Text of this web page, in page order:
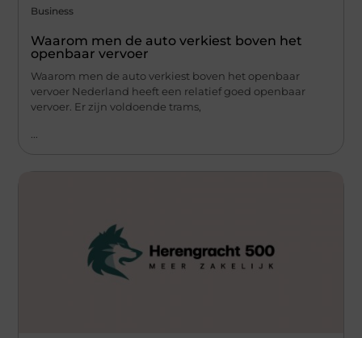
Business
Waarom men de auto verkiest boven het
openbaar vervoer
Waarom men de auto verkiest boven het openbaar
vervoer Nederland heeft een relatief goed openbaar
vervoer. Er zijn voldoende trams,